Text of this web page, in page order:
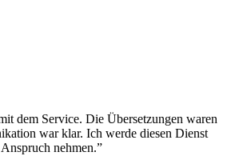
dem Service. Die Übersetzungen waren
war klar. Ich werde diesen Dienst
nehmen.”